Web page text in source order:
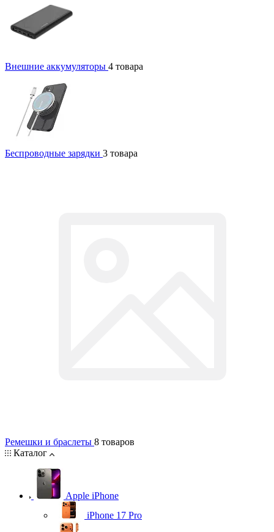
Внешние аккумуляторы 4 товара
Беспроводные зарядки 3 товара
Ремешки и браслеты 8 товаров
Каталог
Apple iPhone
iPhone 17 Pro